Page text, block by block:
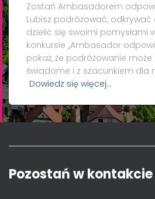
Zostań Ambasadorem
Lubisz podróżować,
dzielić się swoimi pomysłami
konkursie „Ambasador
pokaż, że podróżowanie
świadome i z szacunkiem dla
Dowiedz się więcej…
Pozostań w kontakcie